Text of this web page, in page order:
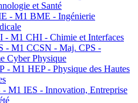
et Santé
- M1 BME - Ingénierie
- M1 CHI - Chimie et Interfaces
- M1 CCSN - Maj. CPS -
Cyber Physique
- M1 HEP - Physique des Hautes
M1 IES - Innovation, Entreprise